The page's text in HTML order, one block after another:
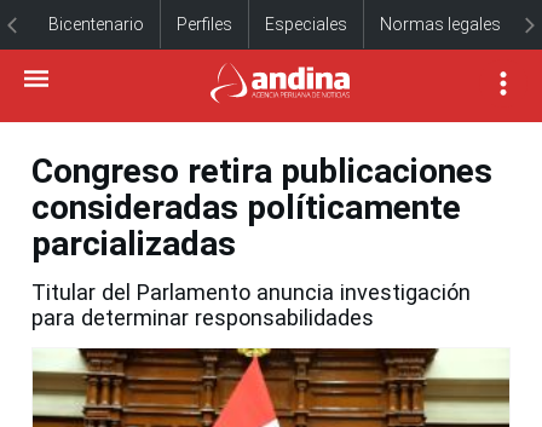
Bicentenario Perfiles Especiales Normas legales
Congreso retira publicaciones
consideradas políticamente
parcializadas
Titular del Parlamento anuncia investigación
para determinar responsabilidades